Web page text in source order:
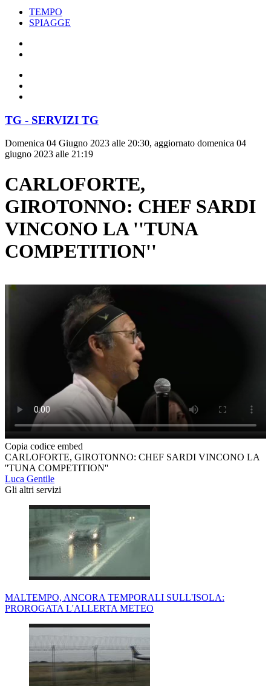
TEMPO
SPIAGGE
TG - SERVIZI TG
Domenica 04 Giugno 2023 alle 20:30, aggiornato domenica 04
giugno 2023 alle 21:19
CARLOFORTE,
GIROTONNO: CHEF SARDI
VINCONO LA ''TUNA
COMPETITION''
Copia codice embed
CARLOFORTE, GIROTONNO: CHEF SARDI VINCONO LA
''TUNA COMPETITION''
Luca Gentile
Gli altri servizi
MALTEMPO, ANCORA TEMPORALI SULL'ISOLA:
PROROGATA L'ALLERTA METEO